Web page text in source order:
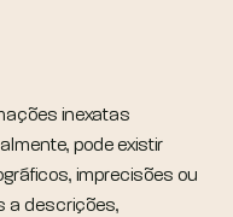
inexatas
pode existir
imprecisões ou
a descrições,